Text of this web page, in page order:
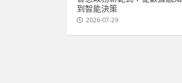
到智能決策
2026-07-29